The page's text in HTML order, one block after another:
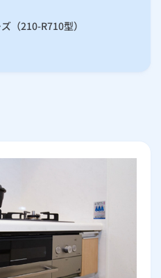
（210-R710型）